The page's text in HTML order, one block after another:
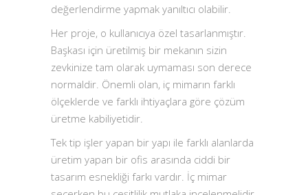
değerlendirme yapmak yanıltıcı olabilir.
Her proje, o kullanıcıya özel tasarlanmıştır.
Başkası için üretilmiş bir mekanın sizin
zevkinize tam olarak uymaması son derece
normaldir. Önemli olan, iç mimarın farklı
ölçeklerde ve farklı ihtiyaçlara göre çözüm
üretme kabiliyetidir.
Tek tip işler yapan bir yapı ile farklı alanlarda
üretim yapan bir ofis arasında ciddi bir
tasarım esnekliği farkı vardır. İç mimar